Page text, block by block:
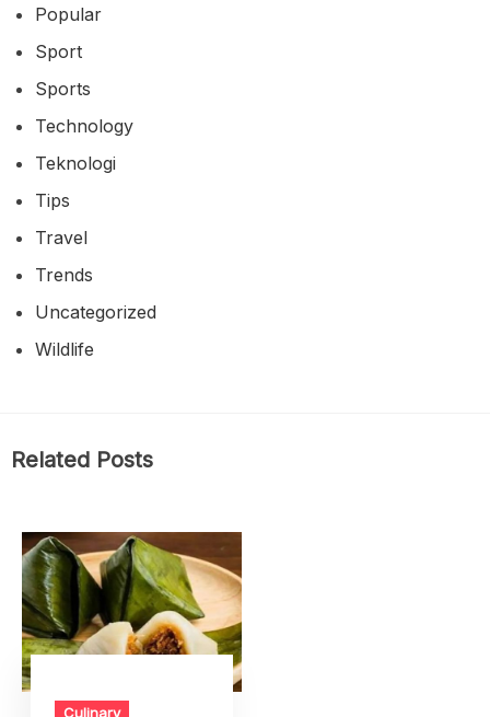
Popular
Sport
Sports
Technology
Teknologi
Tips
Travel
Trends
Uncategorized
Wildlife
Related Posts
Culinary